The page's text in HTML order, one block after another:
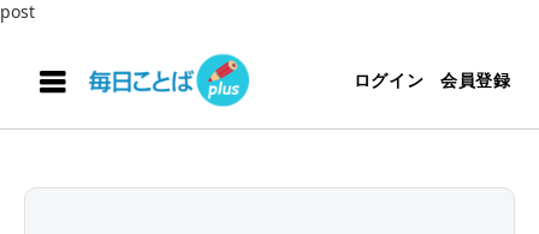
post
ログイン 会員登録